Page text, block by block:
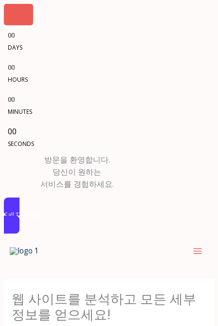
00
DAYS
00
HOURS
00
MINUTES
00
SECONDS
방문을 환영합니다.
당신이 원하는
서비스를 경험하세요.
Call To Action
웹 사이트를 분석하고 모든 세부
정보를 얻으세요!